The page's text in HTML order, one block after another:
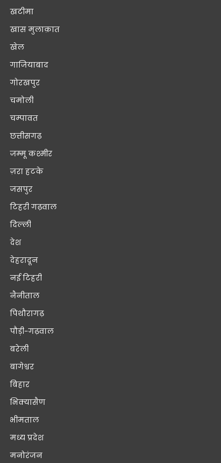
खटीमा
खास मुलाक़ात
खेल
गाजियाबाद
गोरखपुर
चमोली
चम्पावत
छत्तीसगढ़
जम्मू कश्मीर
ज़रा हटके
जसपुर
टिहरी गढ़वाल
दिल्ली
देश
देहरादून
नई टिहरी
नैनीताल
पिथौरागढ़
पौड़ी-गढ़वाल
बरेली
बागेश्वर
बिहार
भिक्यासैण
भीमताल
मध्य प्रदेश
मनोरंजन